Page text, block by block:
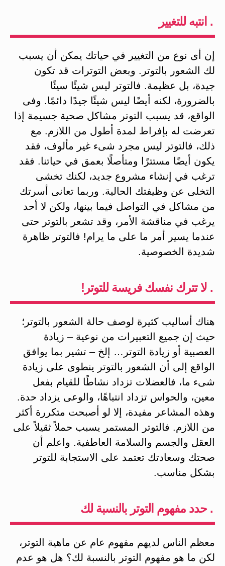
. انتبه للتغيير
إن أى نوع من التغيير في حياتك يمكن أن يسبب
لك الشعور بالتوتر. وبعض التوترات قد تكون
جيدة، بل عظيمة. فالتوتر ليس شيئًا سيئًا
بالضرورة، لكنه أيضًا ليس شيئًا جيدًا دائمًا. وفى
الواقع، قد يسبب التوتر مشاكل صحية جسيمة إذا
تعرضت له بإفراط لمدة أطول من اللازم. مع
ذلك، فالتوتر ليس مجرد شىء غير مألوف، فقد
يكون أيضًا مستترًا ومتأصلًا بعمق في حياتنا. فقد
ترغب في إنشاء مشروع جديد، لكنك تخشى
التخلى عن وظيفتك الحالية. وربما تعانى أسرتك
من مشاكل في التواصل فيما بينها، ولكن لا أحد
يرغب في مناقشة الأمر، وقد تشعر بالتوتر حتى
عندما يسير أمر ما على ما يرام! فالتوتر ظاهرة
شديدة الخصوصية.
. لا تترك نفسك فريسة للتوتر!
هناك أساليب كثيرة لوصف حالة الشعور بالتوتر؛
حيث إن جميع التعبيرات من نوعية – زيادة
العصبية أو زيادة التوتر… إلخ – تشير بما يوافق
الواقع إلى أن الشعور بالتوتر ينطوى على زيادة
شىء ما، فالعضلات تزداد نشاطًا للقيام بفعل
معين، والحواس تزداد انتباهًا، والوعى يزداد حدة.
وهذه المشاعر مفيدة، إلا لو أصبحت متكررة أكثر
من اللازم. فالتوتر المستمر يسبب حملاً ثقيلاً على
العقل والجسم والسلامة العاطفية. واعلم أن
صحتك وسعادتك تعتمد على الاستجابة للتوتر
بشكل مناسب.
. حدد مفهوم التوتر بالنسبة لك
معظم الناس لديهم مفهوم عام عن ماهية التوتر،
لكن ما هو مفهوم التوتر بالنسبة لك؟ هل هو عدم